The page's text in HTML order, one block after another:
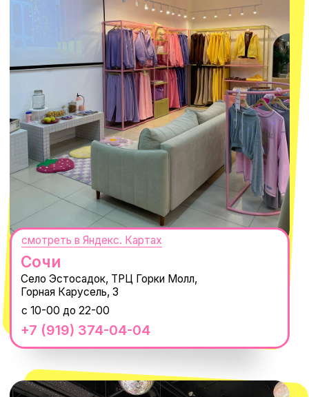
Telegram
8 800 550-06-92
macrocosm_store@mail.ru
КОНТАКТЫ
Size guide
Обмен и возврат
Доставка и оплата
ПОКУПАТЕЛЯМ
Вакансии
Реквизиты
Магазины
Наши путешествия
Наши проекты
Новости
Каталог
О КОМПАНИИ
Нажимая "Подписаться", вы соглашаетесь с Политикой обработки
Согласием на рассылку электронных
сообщений
ПОДПИСАТЬСЯ
@MACROCOSM_STORE
MACROCOSM
300'000+ подписчиков
14'000+ подписчиков в нашем Telegram-канале